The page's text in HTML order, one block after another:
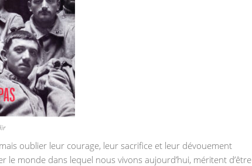
oublier leur courage, leur sacrifice et leur dévouement
monde dans lequel nous vivons aujourd’hui, méritent d’être